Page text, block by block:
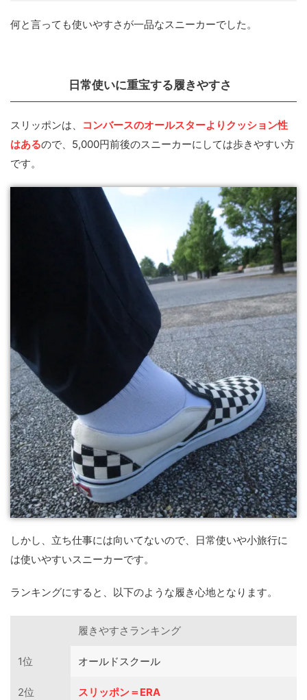
何と言っても使いやすさが一品なスニーカーでした。
日常使いに重宝する履きやすさ
スリッポンは、
コンバースのオールスターよりクッション性
はあるので、5,000円前後のスニーカーにしては歩きやすい方
です。
しかし、立ち仕事には向いてないので、日常使いや小旅行に
は使いやすいスニーカーです。
ランキングにすると、以下のような履き心地となります。
履きやすさランキング
1位 オールドスクール
2位 スリッポン＝ERA